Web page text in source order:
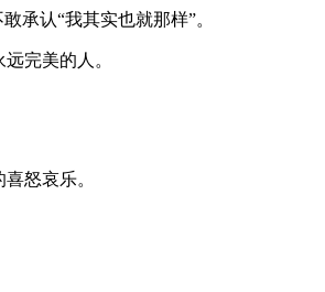
承认“我其实也就那样”。
完美的人。
怒哀乐。